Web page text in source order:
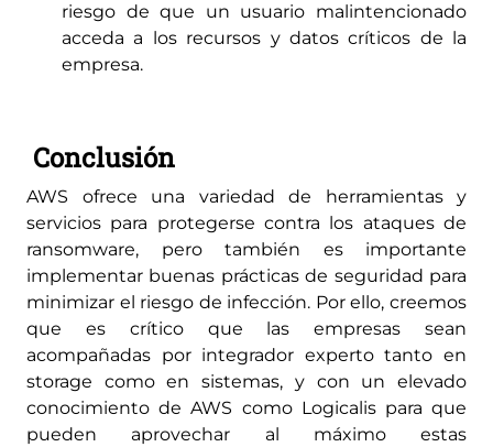
riesgo de que un usuario malintencionado
acceda a los recursos y datos críticos de la
empresa.
Conclusión
AWS ofrece una variedad de herramientas y
servicios para protegerse contra los ataques de
ransomware, pero también es importante
implementar buenas prácticas de seguridad para
minimizar el riesgo de infección. Por ello, creemos
que es crítico que las empresas sean
acompañadas por integrador experto tanto en
storage como en sistemas, y con un elevado
conocimiento de AWS como Logicalis para que
pueden aprovechar al máximo estas